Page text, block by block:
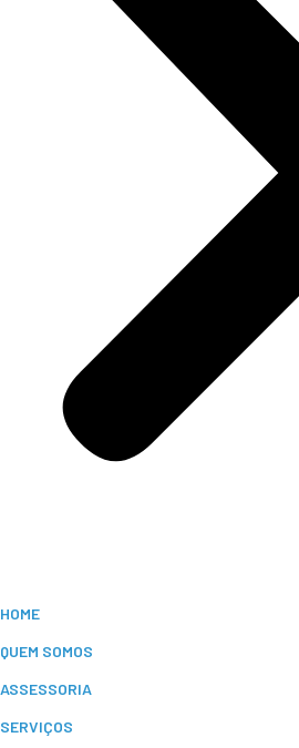
HOME
QUEM SOMOS
ASSESSORIA
SERVIÇOS